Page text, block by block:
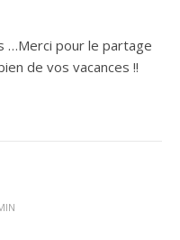
…Merci pour le partage
de vos vacances !!